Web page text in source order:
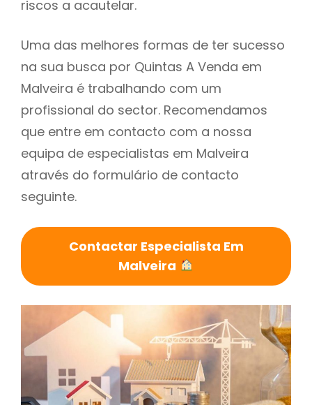
riscos a acautelar.
Uma das melhores formas de ter sucesso
na sua busca por Quintas A Venda em
Malveira é trabalhando com um
profissional do sector. Recomendamos
que entre em contacto com a nossa
equipa de especialistas em Malveira
através do formulário de contacto
seguinte.
Contactar Especialista Em
Malveira